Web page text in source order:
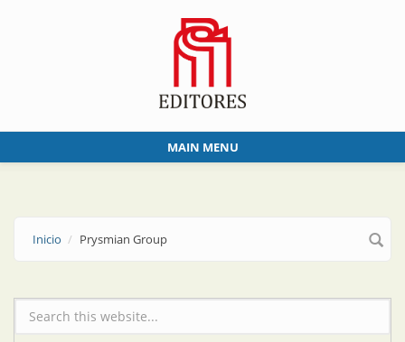
MAIN MENU
Inicio Prysmian Group
Formulario de búsqueda